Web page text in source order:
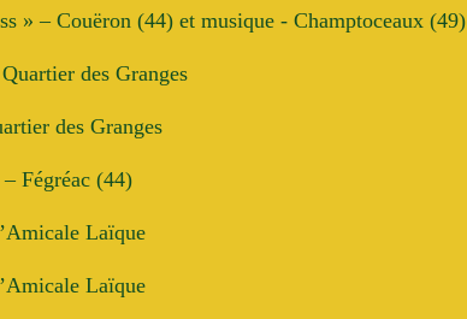
» – Couëron (44) et musique - Champtoceaux (49)
des Granges
des Granges
Fégréac (44)
Laïque
Laïque